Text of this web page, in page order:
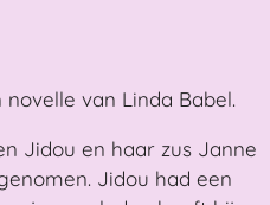
van Linda Babel.
Jidou en haar zus Janne
Jidou had een